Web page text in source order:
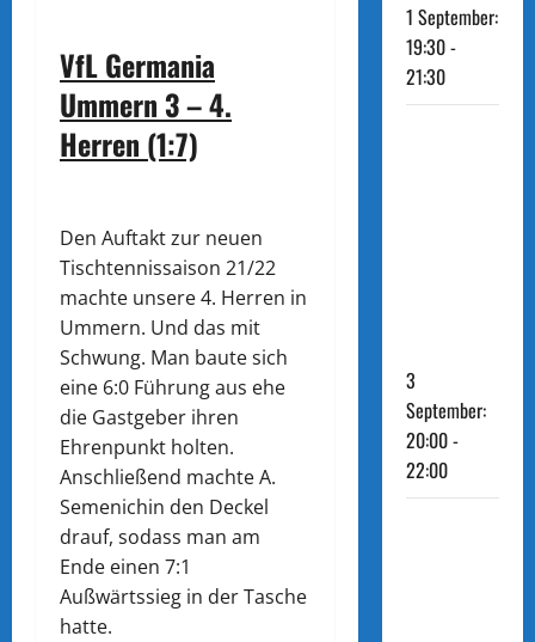
VfL Germania
Ummern 3 – 4.
Herren (1:7)
Den Auftakt zur neuen
Tischtennissaison 21/22
machte unsere 4. Herren in
Ummern. Und das mit
Schwung. Man baute sich
eine 6:0 Führung aus ehe
die Gastgeber ihren
Ehrenpunkt holten.
Anschließend machte A.
Semenichin den Deckel
drauf, sodass man am
Ende einen 7:1
Außwärtssieg in der Tasche
hatte.
1 September:
19:30-
21:30
3
September:
20:00-
22:00